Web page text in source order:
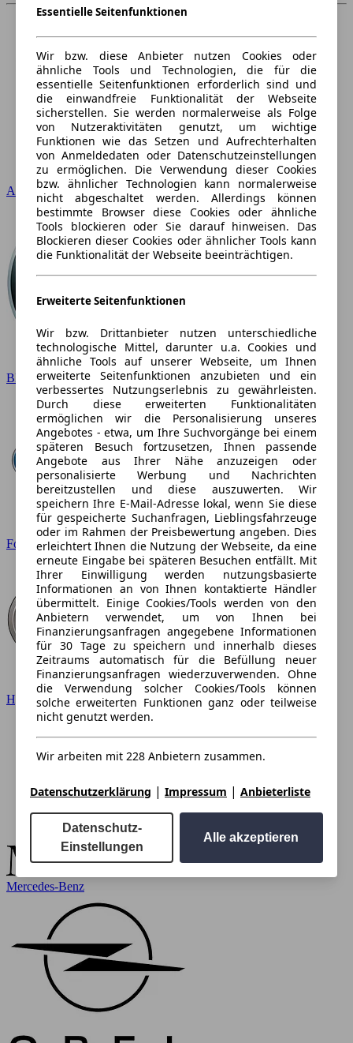
Audi
BMW
Ford
Hyundai
Mercedes-Benz
Essentielle Seitenfunktionen
Wir bzw. diese Anbieter nutzen Cookies oder
ähnliche Tools und Technologien, die für die
essentielle Seitenfunktionen erforderlich sind und
die einwandfreie Funktionalität der Webseite
sicherstellen. Sie werden normalerweise als Folge
von Nutzeraktivitäten genutzt, um wichtige
Funktionen wie das Setzen und Aufrechterhalten
von Anmeldedaten oder Datenschutzeinstellungen
zu ermöglichen. Die Verwendung dieser Cookies
bzw. ähnlicher Technologien kann normalerweise
nicht abgeschaltet werden. Allerdings können
bestimmte Browser diese Cookies oder ähnliche
Tools blockieren oder Sie darauf hinweisen. Das
Blockieren dieser Cookies oder ähnlicher Tools kann
die Funktionalität der Webseite beeinträchtigen.
Erweiterte Seitenfunktionen
Wir bzw. Drittanbieter nutzen unterschiedliche
technologische Mittel, darunter u.a. Cookies und
ähnliche Tools auf unserer Webseite, um Ihnen
erweiterte Seitenfunktionen anzubieten und ein
verbessertes Nutzungserlebnis zu gewährleisten.
Durch diese erweiterten Funktionalitäten
ermöglichen wir die Personalisierung unseres
Angebotes - etwa, um Ihre Suchvorgänge bei einem
späteren Besuch fortzusetzen, Ihnen passende
Angebote aus Ihrer Nähe anzuzeigen oder
personalisierte Werbung und Nachrichten
bereitzustellen und diese auszuwerten. Wir
speichern Ihre E-Mail-Adresse lokal, wenn Sie diese
für gespeicherte Suchanfragen, Lieblingsfahrzeuge
oder im Rahmen der Preisbewertung angeben. Dies
erleichtert Ihnen die Nutzung der Webseite, da eine
erneute Eingabe bei späteren Besuchen entfällt. Mit
Ihrer Einwilligung werden nutzungsbasierte
Informationen an von Ihnen kontaktierte Händler
übermittelt. Einige Cookies/Tools werden von den
Anbietern verwendet, um von Ihnen bei
Finanzierungsanfragen angegebene Informationen
für 30 Tage zu speichern und innerhalb dieses
Zeitraums automatisch für die Befüllung neuer
Finanzierungsanfragen wiederzuverwenden. Ohne
die Verwendung solcher Cookies/Tools können
solche erweiterten Funktionen ganz oder teilweise
nicht genutzt werden.
Wir arbeiten mit 228 Anbietern zusammen.
Datenschutzerklärung | Impressum | Anbieterliste
Datenschutz-
Einstellungen
Alle akzeptieren